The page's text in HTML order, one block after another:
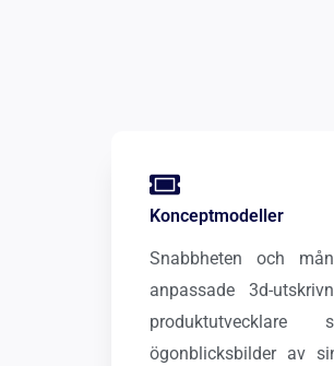
Konceptmodeller
Snabbheten och
anpassade 3d-
produktutvecklare
ögonblicksbilder av